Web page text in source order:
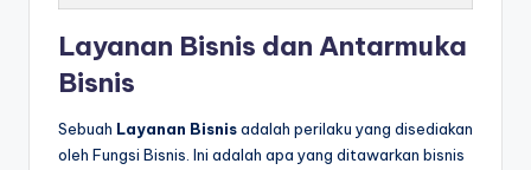
Layanan Bisnis dan Antarmuka
Bisnis
Sebuah Layanan Bisnisadalah perilaku yang disediakan
oleh Fungsi Bisnis. Ini adalah apa yang ditawarkan bisnis